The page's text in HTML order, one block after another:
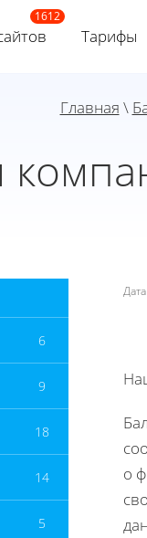
Тарифы
Главная \
6
9
18
14
5
о